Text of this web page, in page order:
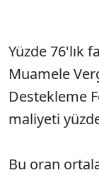
Yüzde 76'lık
Muamele
Destekleme
maliyeti
Bu oran